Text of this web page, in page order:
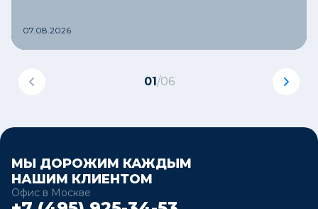
07.08.2026
01/06
МЫ ДОРОЖИМ КАЖДЫМ
НАШИМ КЛИЕНТОМ
Офис в Москве